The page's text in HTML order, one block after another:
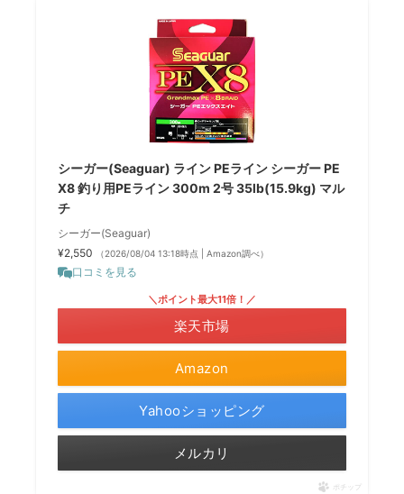
シーガー(Seaguar) ライン PEライン シーガー PE
X8 釣り用PEライン 300m 2号 35lb(15.9kg) マル
チ
シーガー(Seaguar)
¥2,550
（2026/08/04 13:18時点 | Amazon調べ）
口コミを見る
Amazon
＼ポイント最大11倍！／
楽天市場
Yahooショッピング
メルカリ
ポチップ